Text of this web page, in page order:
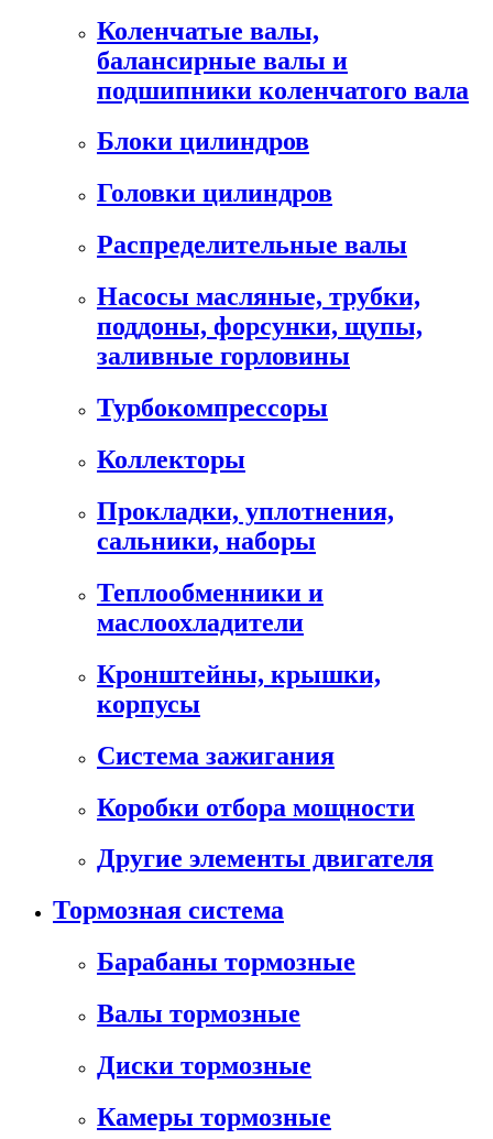
Коленчатые валы,
балансирные валы и
подшипники коленчатого вала
Блоки цилиндров
Головки цилиндров
Распределительные валы
Насосы масляные, трубки,
поддоны, форсунки, щупы,
заливные горловины
Турбокомпрессоры
Коллекторы
Прокладки, уплотнения,
сальники, наборы
Теплообменники и
маслоохладители
Кронштейны, крышки,
корпусы
Cистема зажигания
Коробки отбора мощности
Другие элементы двигателя
Тормозная система
Барабаны тормозные
Валы тормозные
Диски тормозные
Камеры тормозные